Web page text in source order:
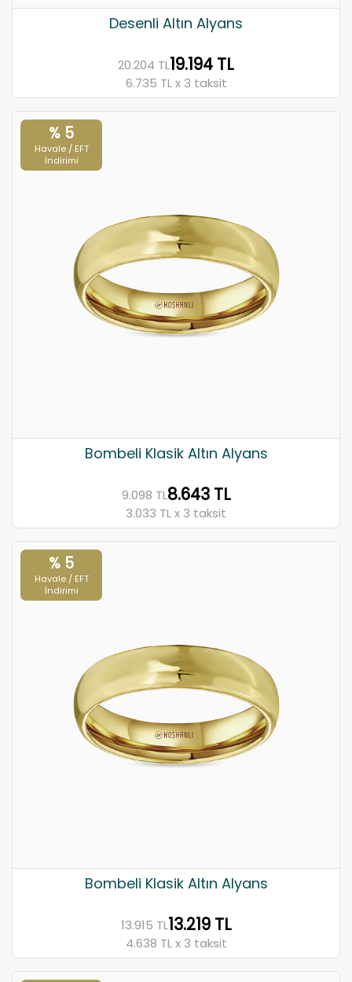
Desenli Altın Alyans
20.204 TL19.194 TL
6.735 TL x 3 taksit
% 5
Havale / EFT
İndirimi
Bombeli Klasik Altın Alyans
9.098 TL8.643 TL
3.033 TL x 3 taksit
% 5
Havale / EFT
İndirimi
Bombeli Klasik Altın Alyans
13.915 TL13.219 TL
4.638 TL x 3 taksit